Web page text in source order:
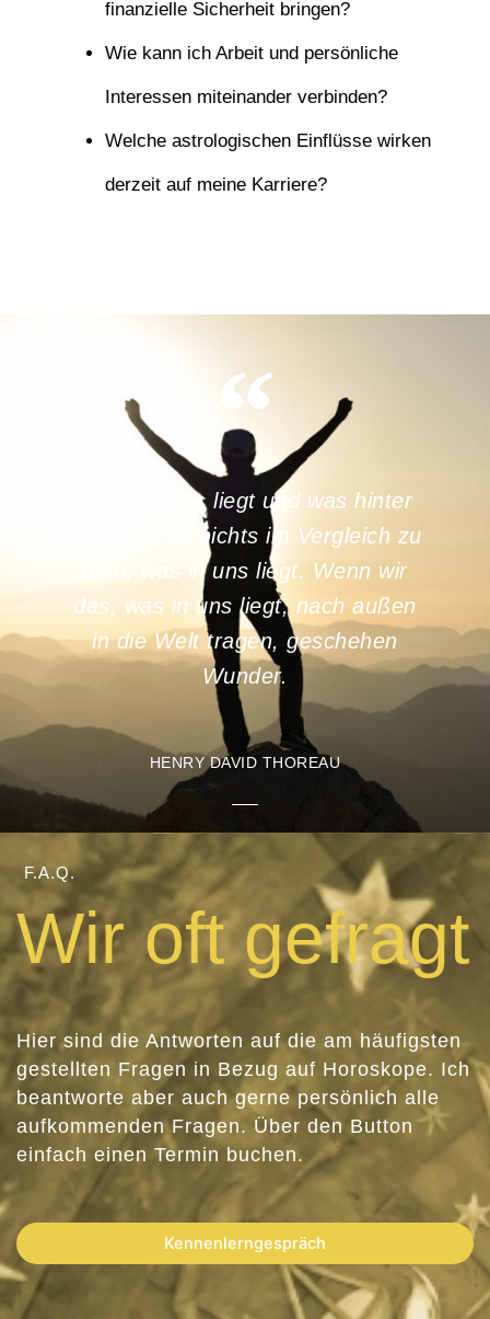
finanzielle Sicherheit bringen?
Wie kann ich Arbeit und persönliche
Interessen miteinander verbinden?
Welche astrologischen Einflüsse wirken
derzeit auf meine Karriere?
Was vor uns liegt und was hinter
uns liegt, ist nichts im Vergleich zu
dem, was in uns liegt. Wenn wir
das, was in uns liegt, nach außen
in die Welt tragen, geschehen
Wunder.
HENRY DAVID THOREAU
F.A.Q.
Wir oft gefragt
Hier sind die Antworten auf die am häufigsten
gestellten Fragen in Bezug auf Horoskope. Ich
beantworte aber auch gerne persönlich alle
aufkommenden Fragen. Über den Button
einfach einen Termin buchen.
Kennenlerngespräch